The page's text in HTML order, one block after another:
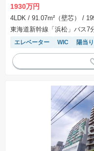
1930万円
4LDK / 91.07m²（壁芯）
/
東海道新幹線「浜松」バス7
エレベーター WIC 陽当